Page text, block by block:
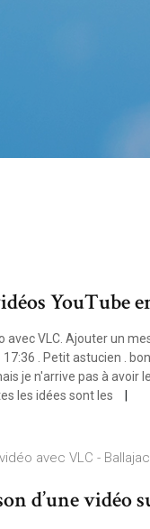
YouTube
VLC. Ajouter un
. Petit astucien .
je n'arrive pas à avoir
les idées sont les
avec VLC -
d’une vidéo